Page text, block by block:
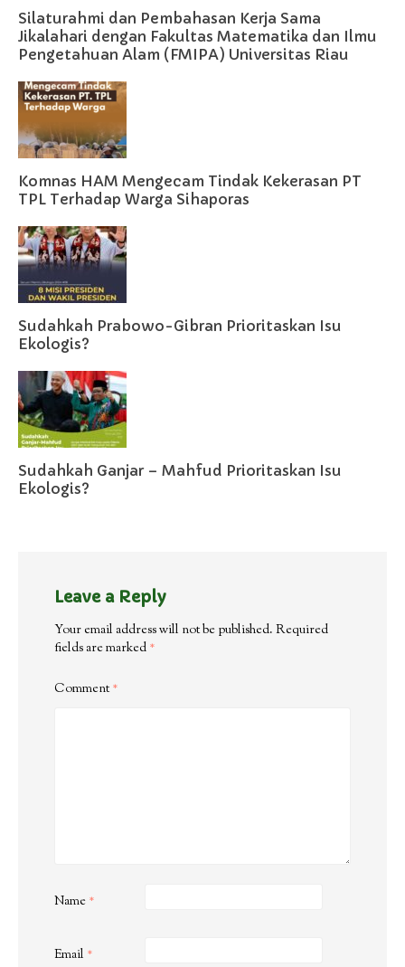
Silaturahmi dan Pembahasan Kerja Sama
Jikalahari dengan Fakultas Matematika dan Ilmu
Pengetahuan Alam (FMIPA) Universitas Riau
Komnas HAM Mengecam Tindak Kekerasan PT
TPL Terhadap Warga Sihaporas
Sudahkah Prabowo-Gibran Prioritaskan Isu
Ekologis?
Sudahkah Ganjar – Mahfud Prioritaskan Isu
Ekologis?
Leave a Reply
Your email address will not be published. Required
fields are marked *
Comment*
Name *
Email *